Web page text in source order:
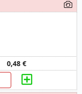
0,48 €